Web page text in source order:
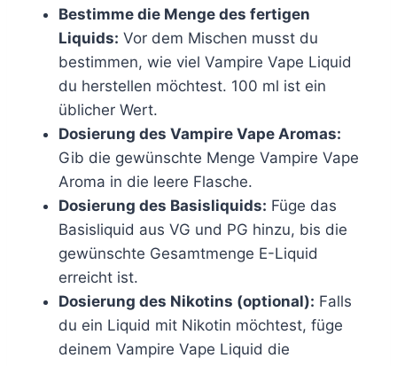
Bestimme die Menge des fertigen
Liquids: Vor dem Mischen musst du
bestimmen, wie viel Vampire Vape Liquid
du herstellen möchtest. 100 ml ist ein
üblicher Wert.
Dosierung des Vampire Vape Aromas:
Gib die gewünschte Menge Vampire Vape
Aroma in die leere Flasche.
Dosierung des Basisliquids: Füge das
Basisliquid aus VG und PG hinzu, bis die
gewünschte Gesamtmenge E-Liquid
erreicht ist.
Dosierung des Nikotins (optional): Falls
du ein Liquid mit Nikotin möchtest, füge
deinem Vampire Vape Liquid die